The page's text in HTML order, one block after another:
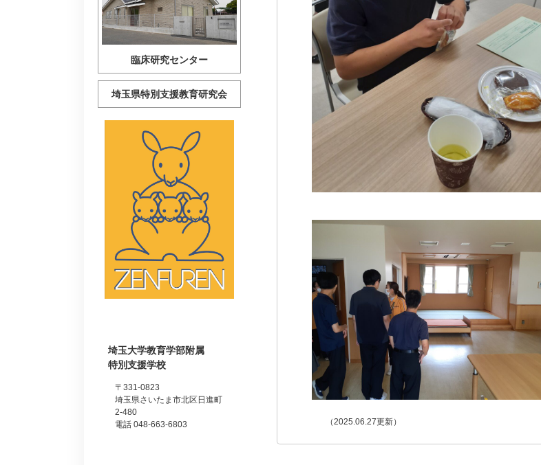
（2025.06.27更新）
臨床研究センター
埼玉県特別支援教育研究会
埼玉大学教育学部附属
特別支援学校
〒331-0823
埼玉県さいたま市北区日進町
2-480
電話 048-663-6803